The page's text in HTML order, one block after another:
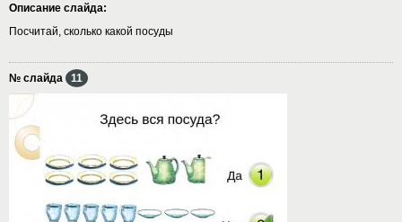
Описание слайда:
Посчитай, сколько какой посуды
№ слайда 11